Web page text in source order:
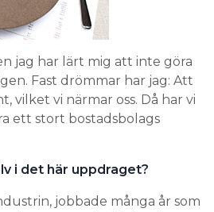
jag har lärt mig att inte göra
Fast drömmar har jag: Att
vilket vi närmar oss. Då har vi
ett stort bostadsbolags
i det här uppdraget?
jobbade många år som